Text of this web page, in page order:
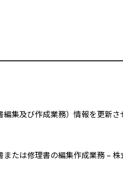
集及び作成業務）情報を更新さ
または修理書の編集作成業務 –